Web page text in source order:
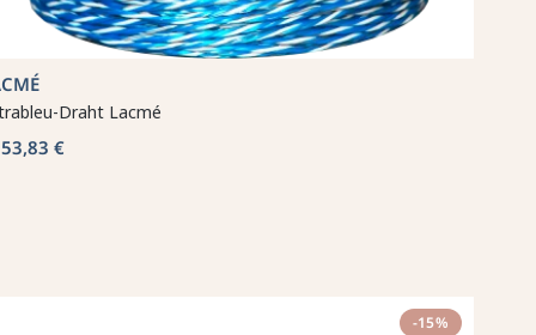
Draht Lacmé
53,83 €
-15%